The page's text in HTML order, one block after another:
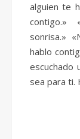
alguien te
contigo.»
sonrisa.»
hablo
escuchado
sea para ti.